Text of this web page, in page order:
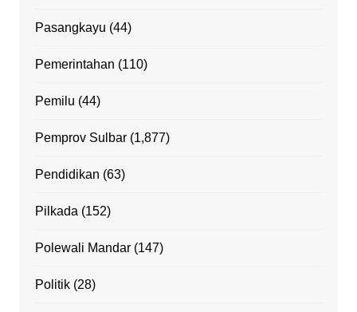
Pasangkayu (44)
Pemerintahan (110)
Pemilu (44)
Pemprov Sulbar(1,877)
Pendidikan (63)
Pilkada (152)
Polewali Mandar(147)
Politik(28)